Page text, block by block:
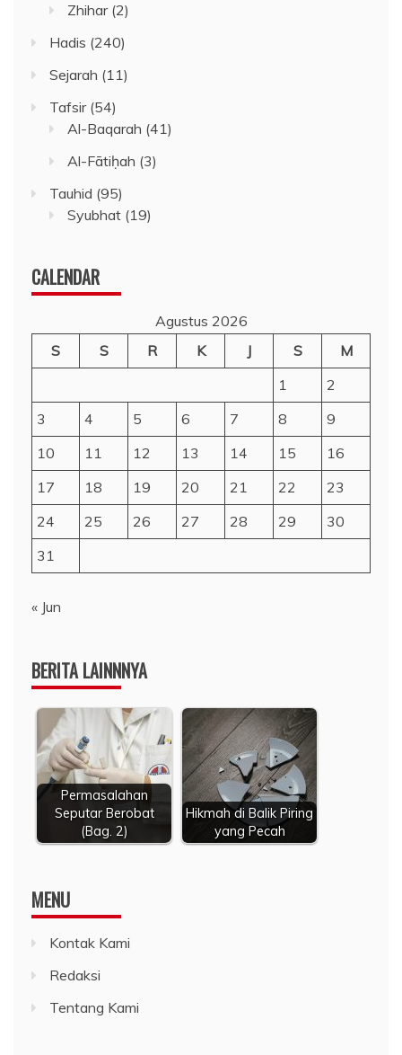
Zhihar(2)
Hadis (240)
Sejarah (11)
Tafsir(54)
Al-Baqarah (41)
Al-Fātiḥah (3)
Tauhid (95)
Syubhat (19)
CALENDAR
Agustus 2026
S
S R K J S
M
1
2
3
4 5 6 7 8
9
10
11 12 13 14 15
16
17
18 19 20 21 22
23
24
25 26 27 28 29
30
31
« Jun
BERITA LAINNNYA
Permasalahan
Seputar Berobat
(Bag. 2)
Hikmah di Balik Piring
yang Pecah
MENU
Kontak Kami
Redaksi
Tentang Kami